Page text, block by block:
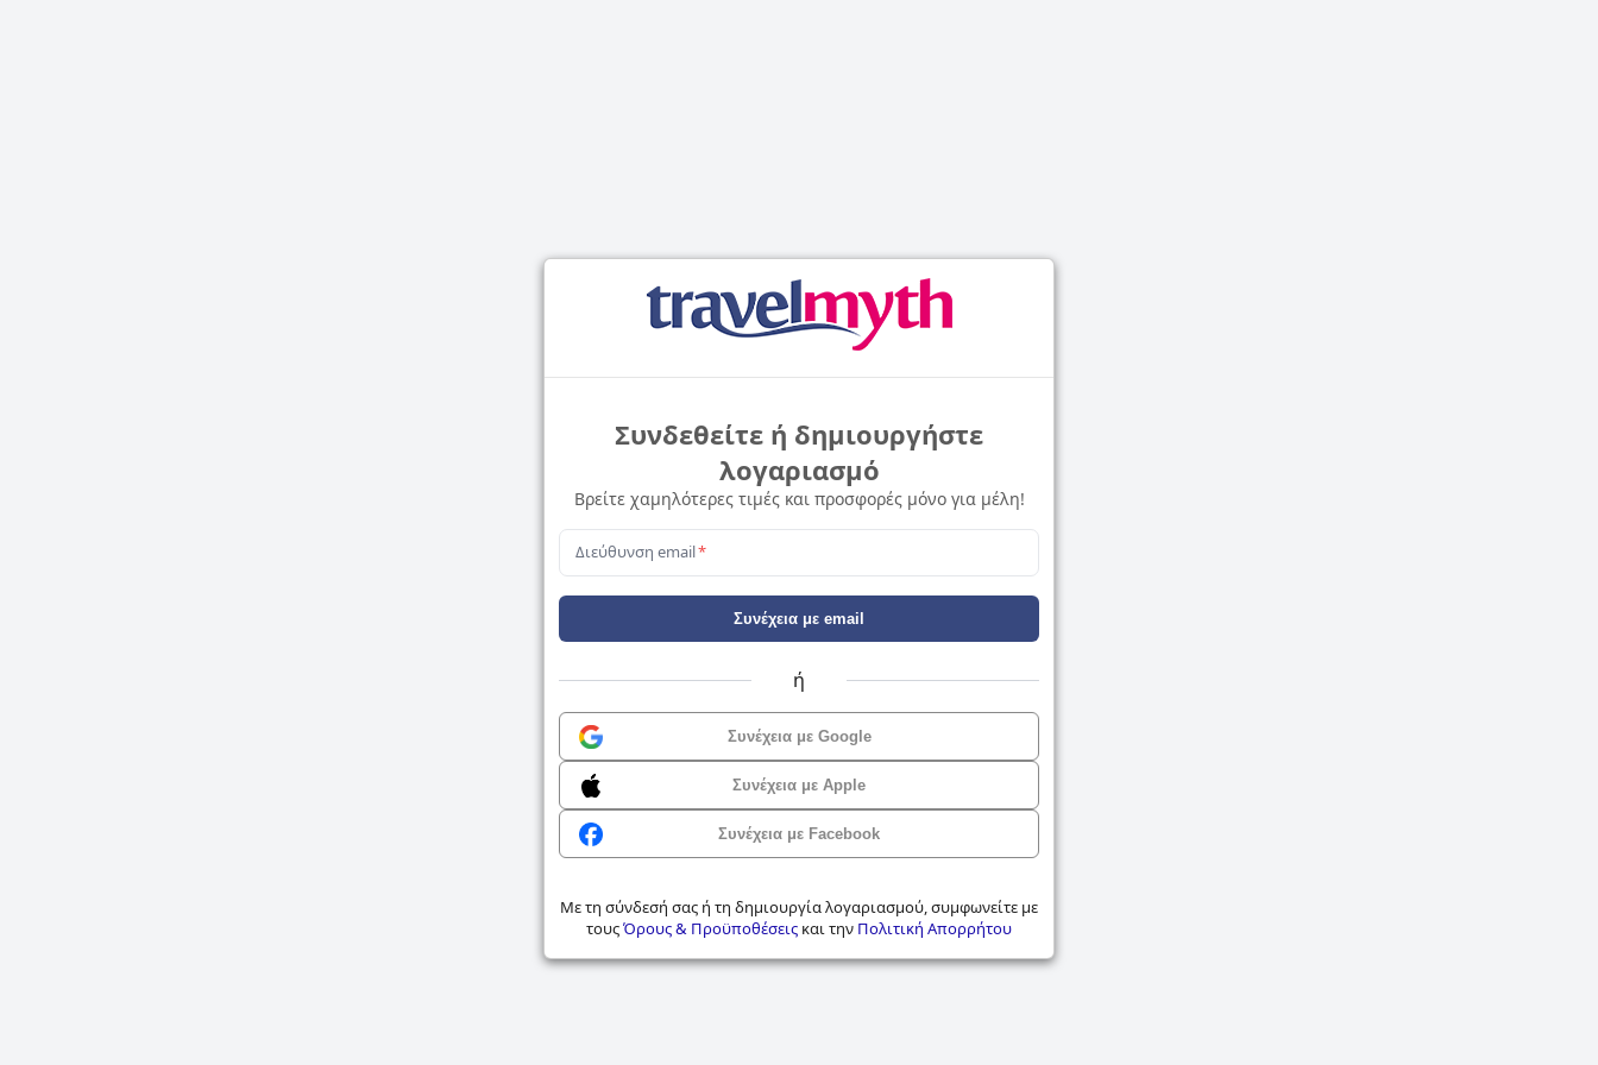
Συνδεθείτε ή δημιουργήστε
λογαριασμό
Βρείτε χαμηλότερες τιμές και προσφορές μόνο για μέλη!
Διεύθυνση email*
Συνέχεια με email
ή
Συνέχεια με Google
Συνέχεια με Apple
Συνέχεια με Facebook
Με τη σύνδεσή σας ή τη δημιουργία λογαριασμού, συμφωνείτε με
τουςΌρους & Προϋποθέσεις και την Πολιτική Απορρήτου